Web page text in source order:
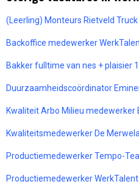
(Leerling) Monteurs Rietveld
Backoffice medewerker
Bakker fulltime van nes + plaisier
Duurzaamheidscoördinator
Kwaliteit Arbo Milieu medewerker
Kwaliteitsmedewerker De
Productiemedewerker Tempo-
Productiemedewerker